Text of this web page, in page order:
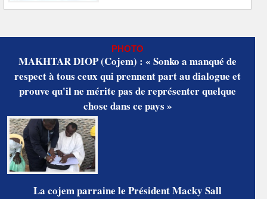
PHOTO
MAKHTAR DIOP (Cojem) : « Sonko a manqué de
respect à tous ceux qui prennent part au dialogue et
prouve qu'il ne mérite pas de représenter quelque
chose dans ce pays »
La cojem parraine le Président Macky Sall